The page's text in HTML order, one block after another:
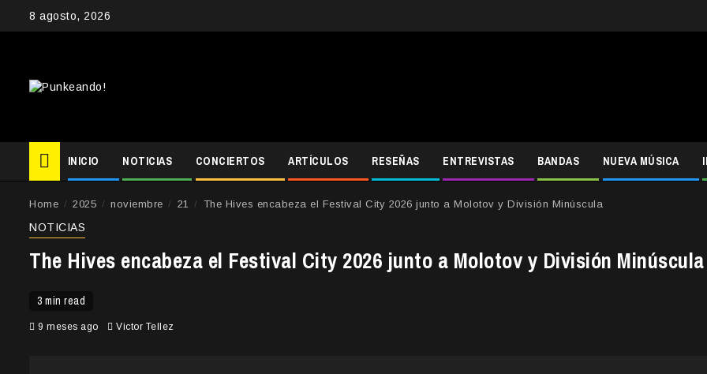
8 agosto, 2026
INICIO NOTICIAS CONCIERTOS ARTÍCULOS RESEÑAS ENTREVISTAS BANDAS NUEVA MÚSICA
Home 2025 noviembre 21 The Hives encabeza el Festival City 2026 junto a Molotov y División Minúscula
NOTICIAS
The Hives encabeza el Festival City 2026 junto a Molotov y División Minúscula
3 min read
9 meses ago Victor Tellez